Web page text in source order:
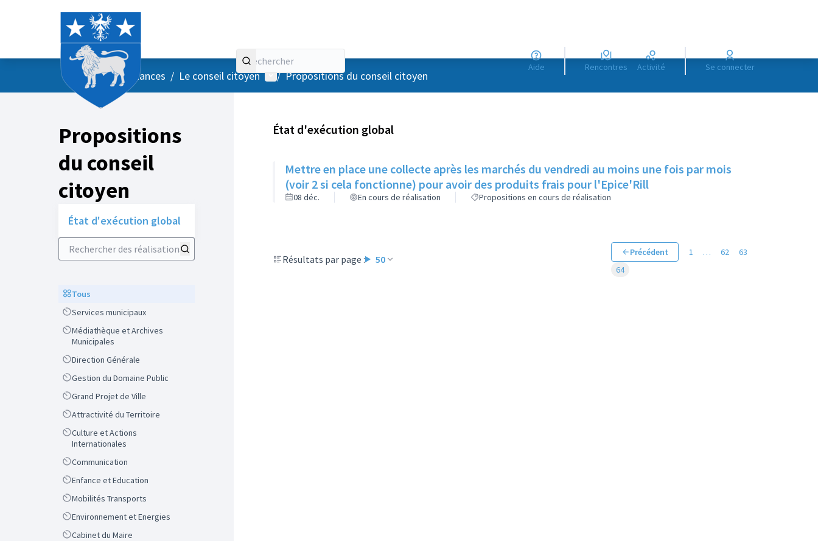
Aide Rencontres Activité Se connecter
AccueilMenu principal
/ Vos instances / Le conseil citoyen Menu utilisateur
/ Propositions du conseil citoyen
Propositions
du conseil
citoyen
État d'exécution global
Rechercher des réalisations
ScopeTous
ScopeServices municipaux
Scope
Médiathèque et Archives
Municipales
ScopeDirection Générale
ScopeGestion du Domaine Public
ScopeGrand Projet de Ville
ScopeAttractivité du Territoire
Scope
Culture et Actions
Internationales
ScopeCommunication
ScopeEnfance et Education
ScopeMobilités Transports
ScopeEnvironnement et Energies
ScopeCabinet du Maire
État d'exécution global
Mettre en place une collecte après les marchés du vendredi au moins une fois par mois
(voir 2 si cela fonctionne) pour avoir des produits frais pour l'Epice'Rill
08 déc. En cours de réalisation Propositions en cours de réalisation
Résultats par page : 50
Précédent 1 … 62
63
64